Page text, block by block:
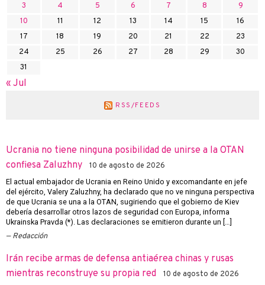
3
4 5 6 7 8
9
10
11 12 13 14 15
16
17
18 19 20 21 22
23
24
25 26 27 28 29
30
31
« Jul
RSS/FEEDS
Ucrania no tiene ninguna posibilidad de unirse a la OTAN
confiesa Zaluzhny
10 de agosto de 2026
El actual embajador de Ucrania en Reino Unido y excomandante en jefe
del ejército, Valery Zaluzhny, ha declarado que no ve ninguna perspectiva
de que Ucrania se una a la OTAN, sugiriendo que el gobierno de Kiev
debería desarrollar otros lazos de seguridad con Europa, informa
Ukrainska Pravda (*). Las declaraciones se emitieron durante un […]
Redacción
Irán recibe armas de defensa antiaérea chinas y rusas
mientras reconstruye su propia red
10 de agosto de 2026